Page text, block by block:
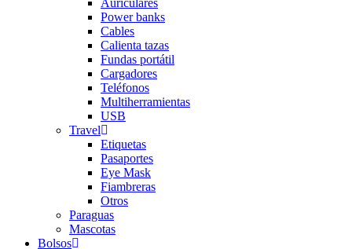
Power banks
Cables
Calienta tazas
Fundas portátil
Cargadores
Teléfonos
Multiherramientas
USB
Travel
Etiquetas
Pasaportes
Eye Mask
Fiambreras
Otros
Paraguas
Mascotas
Bolsos